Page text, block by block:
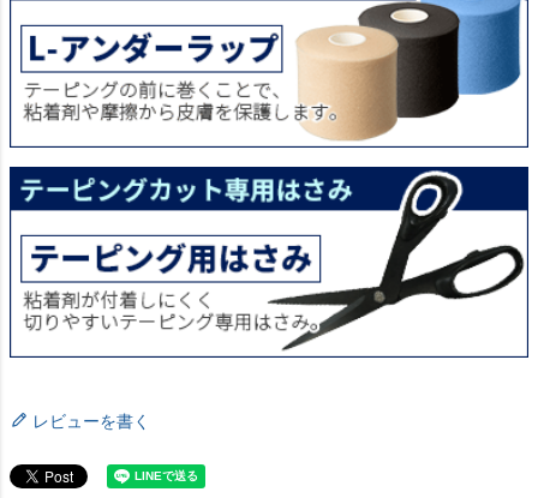
レビューを書く